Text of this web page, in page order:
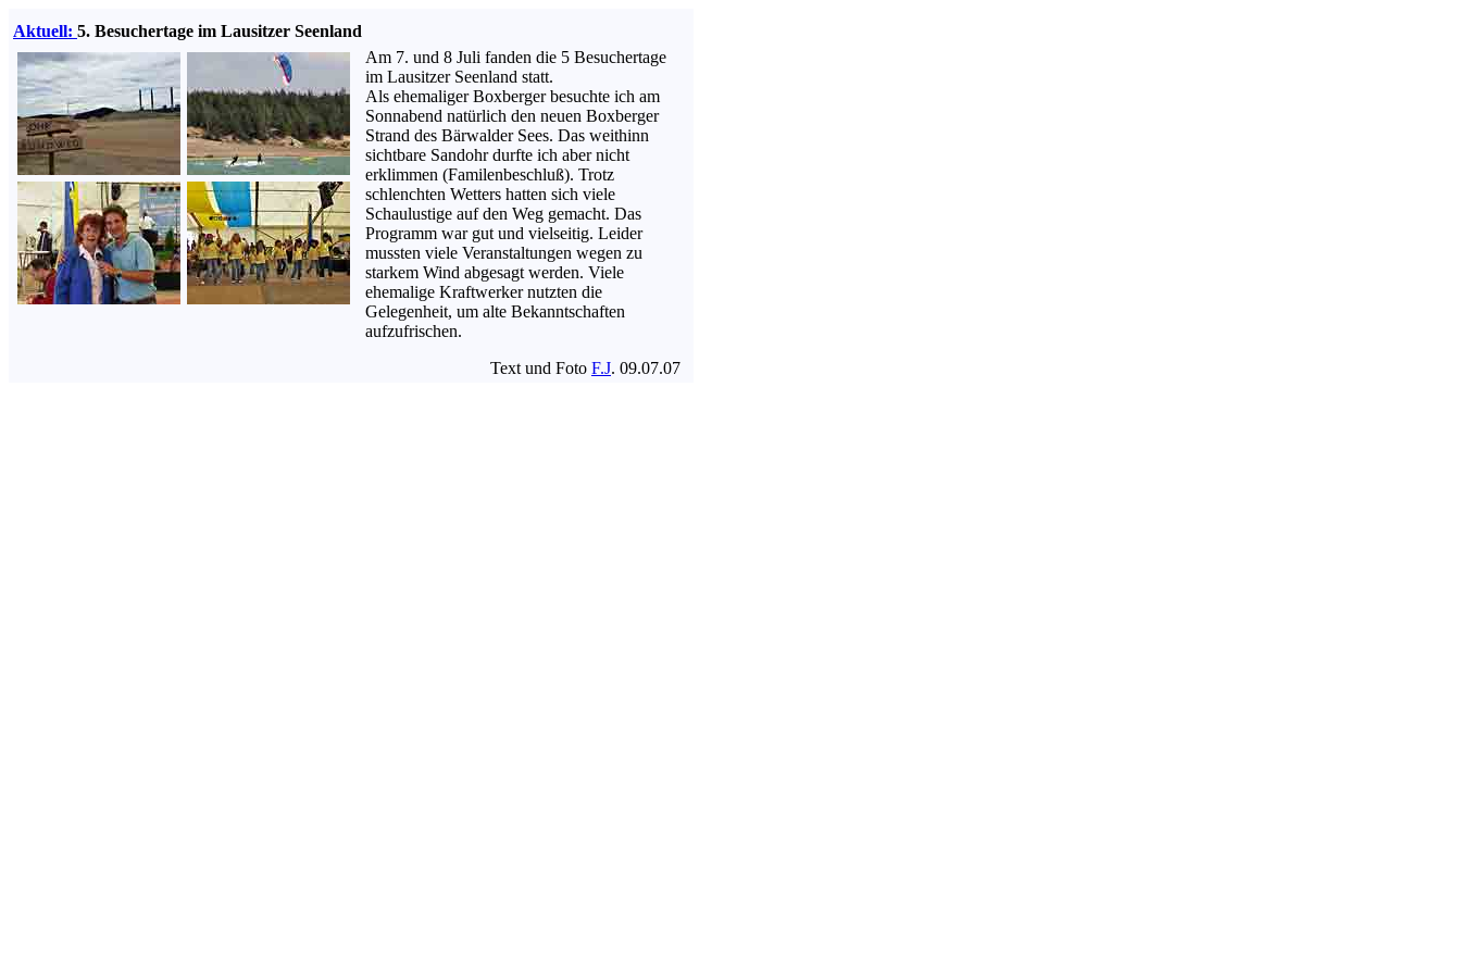
Aktuell: 5. Besuchertage im Lausitzer Seenland
Am 7. und 8 Juli fanden die 5 Besuchertage
im Lausitzer Seenland statt.
Als ehemaliger Boxberger besuchte ich am
Sonnabend natürlich den neuen Boxberger
Strand des Bärwalder Sees. Das weithinn
sichtbare Sandohr durfte ich aber nicht
erklimmen (Familenbeschluß). Trotz
schlenchten Wetters hatten sich viele
Schaulustige auf den Weg gemacht. Das
Programm war gut und vielseitig. Leider
mussten viele Veranstaltungen wegen zu
starkem Wind abgesagt werden. Viele
ehemalige Kraftwerker nutzten die
Gelegenheit, um alte Bekanntschaften
aufzufrischen.
Text und Foto F.J. 09.07.07